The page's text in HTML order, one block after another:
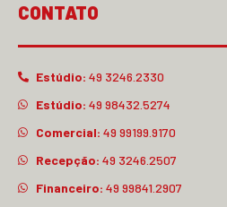
CONTATO
Estúdio: 49 3246.2330
Estúdio: 49 98432.5274
Comercial: 49 99199.9170
Recepção: 49 3246.2507
Financeiro: 49 99841.2907